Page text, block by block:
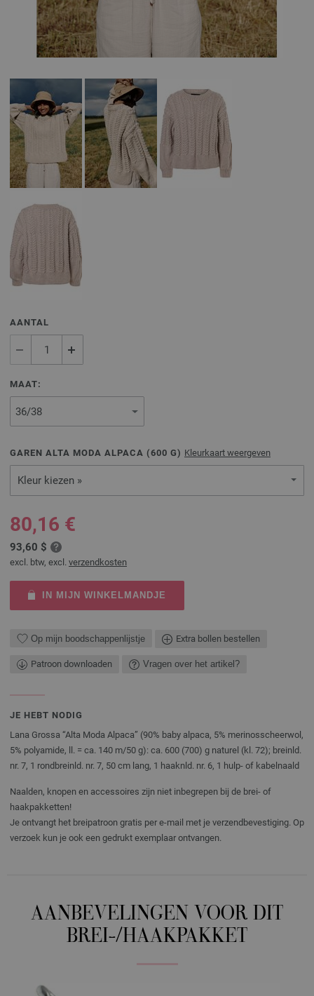
AANTAL
MAAT:
GAREN ALTA MODA ALPACA (600 G) Kleurkaart weergeven
Kleur kiezen »
80,16 €
93,60 $
excl. btw, excl. verzendkosten
IN MIJN WINKELMANDJE
Op mijn boodschappenlijstje Extra bollen bestellen
Patroon downloaden Vragen over het artikel?
JE HEBT NODIG
Lana Grossa “Alta Moda Alpaca” (90% baby alpaca, 5% merinosscheerwol,
5% polyamide, ll. = ca. 140 m/50 g): ca. 600 (700) g naturel (kl. 72); breinld.
nr. 7, 1 rondbreinld. nr. 7, 50 cm lang, 1 haaknld. nr. 6, 1 hulp- of kabelnaald
Naalden, knopen en accessoires zijn niet inbegrepen bij de brei- of
haakpakketten!
Je ontvangt het breipatroon gratis per e-mail met je verzendbevestiging. Op
verzoek kun je ook een gedrukt exemplaar ontvangen.
AANBEVELINGEN VOOR DIT
BREI-/HAAKPAKKET